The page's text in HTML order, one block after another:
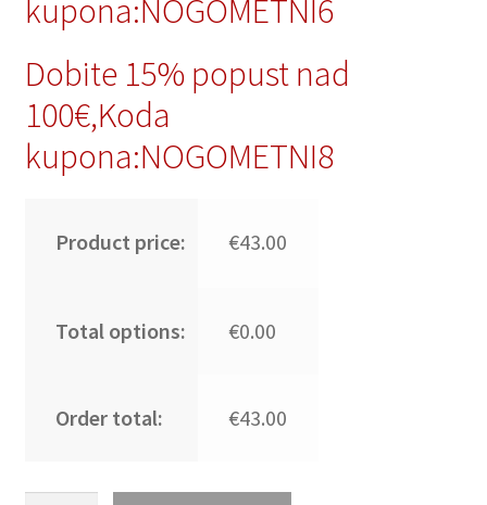
kupona:NOGOMETNI6
Dobite 15% popust nad
100€,Koda
kupona:NOGOMETNI8
Product price: €43.00
Total options: €0.00
Order total: €43.00